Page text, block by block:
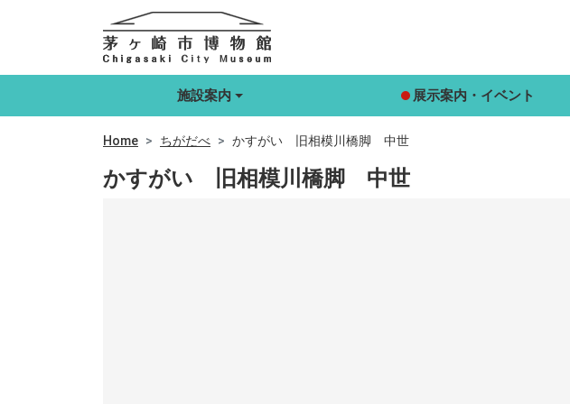
施設案内 展示案内・イベント
Home ちがだべ かすがい 旧相模川橋脚 中世
かすがい 旧相模川橋脚 中世